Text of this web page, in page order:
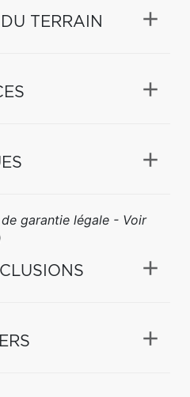
TERRAIN
garantie légale - Voir